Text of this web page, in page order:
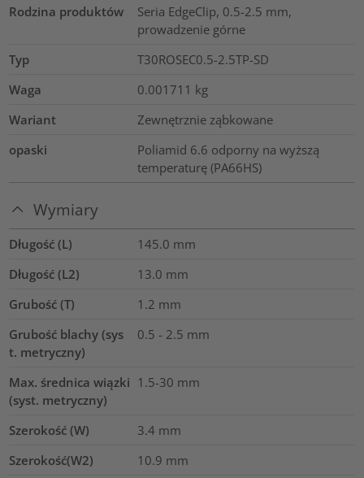
Rodzina produktów
Seria EdgeClip, 0.5-2.5 mm,
prowadzenie górne
Typ
T30ROSEC0.5-2.5TP-SD
Waga
0.001711 kg
Wariant
Zewnętrznie ząbkowane
opaski
Poliamid 6.6 odporny na wyższą
temperaturę (PA66HS)
Wymiary
Długość (L) 145.0 mm
Długość (L2)
13.0 mm
Grubość (T)
1.2 mm
Grubość blachy (sys
t. metryczny)
0.5 - 2.5 mm
Max. średnica wiązki
(syst. metryczny)
1.5-30 mm
Szerokość (W) 3.4 mm
Szerokość(W2)
10.9 mm